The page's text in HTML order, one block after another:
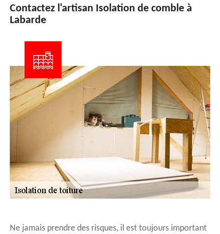
Contactez l'artisan Isolation de comble à
Labarde
Ne jamais prendre des risques, il est toujours important